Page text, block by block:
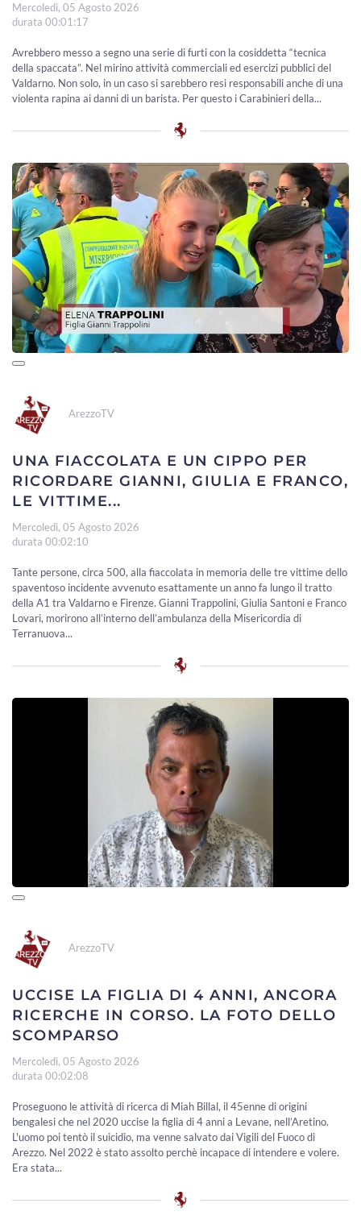
Mercoledì, 05 Agosto 2026
durata 00:01:17
Avrebbero messo a segno una serie di furti con la cosiddetta “tecnica
della spaccata”. Nel mirino attività commerciali ed esercizi pubblici del
Valdarno. Non solo, in un caso si sarebbero resi responsabili anche di una
violenta rapina ai danni di un barista. Per questo i Carabinieri della...
ArezzoTV
UNA FIACCOLATA E UN CIPPO PER
RICORDARE GIANNI, GIULIA E FRANCO,
LE VITTIME...
Mercoledì, 05 Agosto 2026
durata 00:02:10
Tante persone, circa 500, alla fiaccolata in memoria delle tre vittime dello
spaventoso incidente avvenuto esattamente un anno fa lungo il tratto
della A1 tra Valdarno e Firenze. Gianni Trappolini, Giulia Santoni e Franco
Lovari, morirono all’interno dell’ambulanza della Misericordia di
Terranuova...
ArezzoTV
UCCISE LA FIGLIA DI 4 ANNI, ANCORA
RICERCHE IN CORSO. LA FOTO DELLO
SCOMPARSO
Mercoledì, 05 Agosto 2026
durata 00:02:08
Proseguono le attività di ricerca di Miah Billal, il 45enne di origini
bengalesi che nel 2020 uccise la figlia di 4 anni a Levane, nell’Aretino.
L'uomo poi tentò il suicidio, ma venne salvato dai Vigili del Fuoco di
Arezzo. Nel 2022 è stato assolto perchè incapace di intendere e volere.
Era stata...